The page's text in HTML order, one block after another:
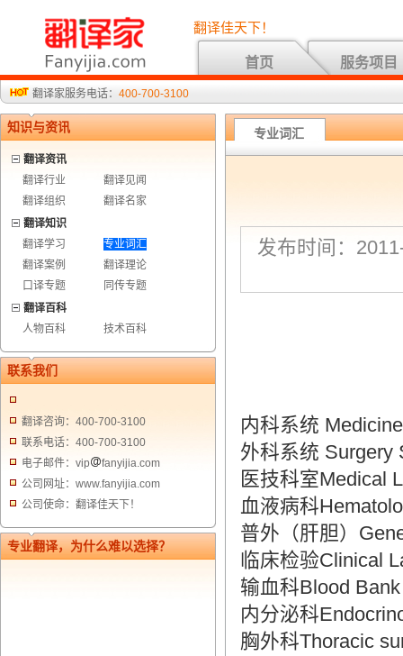
翻译佳天下！
首页 服务项目
翻译家服务电话： 400-700-3100
知识与资讯
翻译资讯
翻译行业
翻译见闻
翻译组织
翻译名家
翻译知识
翻译学习
专业词汇
翻译案例
翻译理论
口译专题
同传专题
翻译百科
人物百科
技术百科
联系我们
翻译咨询：400-700-3100
联系电话：400-700-3100
电子邮件：vip
fanyijia.com
公司网址：www.fanyijia.com
公司使命：翻译佳天下！
专业翻译，为什么难以选择？
专业词汇
发布时间：
内科系统
外科系统 Surgery
医技科室Medical
血液病科
普外（肝胆）
临床检验Clinical
输血科Blood Bank
内分泌科
胸外科Thoracic